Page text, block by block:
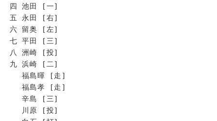
四 池田 [一]
五 永田 [右]
六 留奥 [左]
七 平田 [三]
八 洲崎 [投]
九 浜崎 [二]
福島暉 [走]
福島孝 [走]
辛島 [三]
川原 [投]